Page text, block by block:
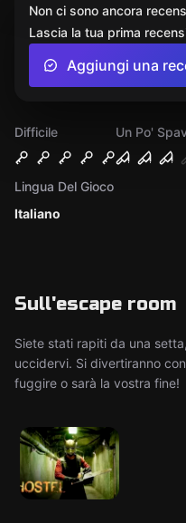
Difficile
Un Po'
Italiano
Lingua Del Gioco
Sull'escape room
Siete stati rapiti da una
uccidervi. Si divertiranno
fuggire o sarà la vostra fine!
Non ci sono ancora
Lascia la tua prima
Aggiungi una